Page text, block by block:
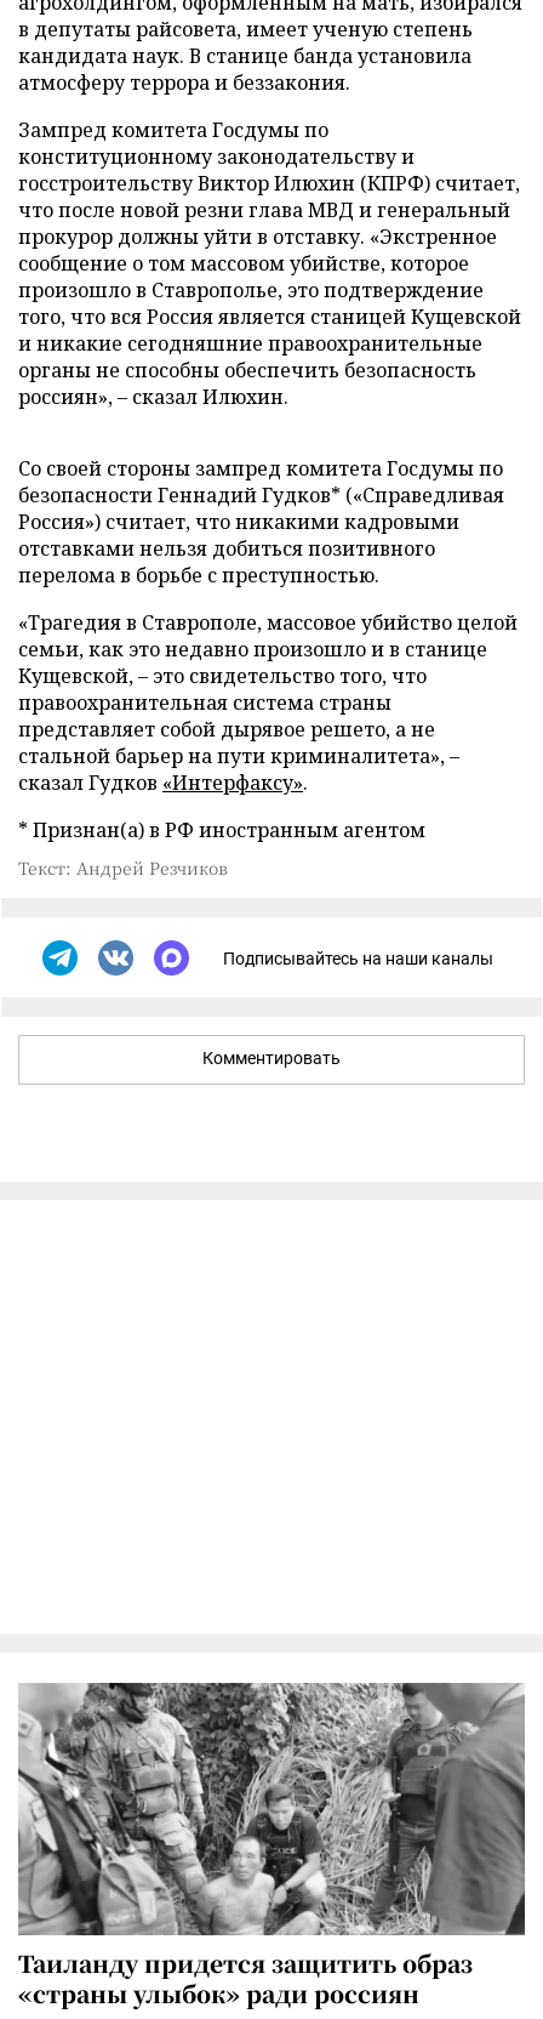
в депутаты райсовета, имеет ученую степень
кандидата наук. В станице банда установила
атмосферу террора и беззакония.
Зампред комитета Госдумы по
конституционному законодательству и
госстроительству Виктор Илюхин (КПРФ) считает,
что после новой резни глава МВД и генеральный
прокурор должны уйти в отставку. «Экстренное
сообщение о том массовом убийстве, которое
произошло в Ставрополье, это подтверждение
того, что вся Россия является станицей Кущевской
и никакие сегодняшние правоохранительные
органы не способны обеспечить безопасность
россиян»,– сказал Илюхин.
Со своей стороны зампред комитета Госдумы по
безопасности Геннадий Гудков* («Справедливая
Россия») считает, что никакими кадровыми
отставками нельзя добиться позитивного
перелома в борьбе с преступностью.
«Трагедия в Ставрополе, массовое убийство целой
семьи, как это недавно произошло и в станице
Кущевской,– это свидетельство того, что
правоохранительная система страны
представляет собой дырявое решето, а не
стальной барьер на пути криминалитета»,–
сказал Гудков «Интерфаксу».
* Признан(а) в РФ иностранным агентом
Текст: Андрей Резчиков
Подписывайтесь на наши каналы
Комментировать
Таиланду придется защитить образ
«страны улыбок» ради россиян